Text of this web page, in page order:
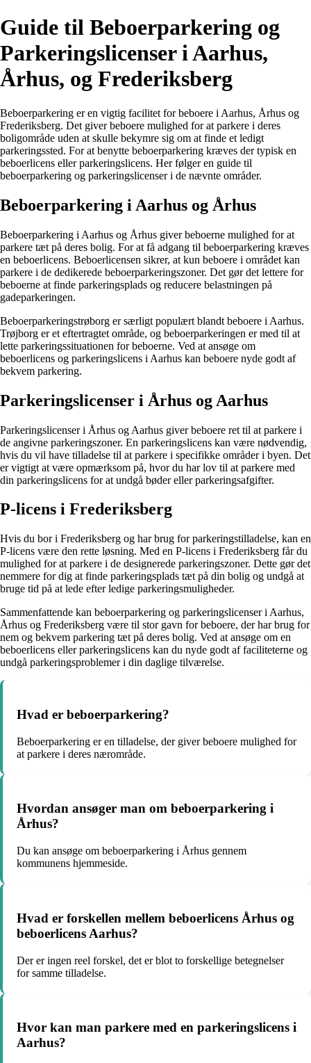
Guide til Beboerparkering og
Parkeringslicenser i Aarhus,
Århus, og Frederiksberg
Beboerparkering er en vigtig facilitet for beboere i Aarhus, Århus og
Frederiksberg. Det giver beboere mulighed for at parkere i deres
boligområde uden at skulle bekymre sig om at finde et ledigt
parkeringssted. For at benytte beboerparkering kræves der typisk en
beboerlicens eller parkeringslicens. Her følger en guide til
beboerparkering og parkeringslicenser i de nævnte områder.
Beboerparkering i Aarhus og Århus
Beboerparkering i Aarhus og Århus giver beboerne mulighed for at
parkere tæt på deres bolig. For at få adgang til beboerparkering kræves
en beboerlicens. Beboerlicensen sikrer, at kun beboere i området kan
parkere i de dedikerede beboerparkeringszoner. Det gør det lettere for
beboerne at finde parkeringsplads og reducere belastningen på
gadeparkeringen.
Beboerparkeringstrøborg er særligt populært blandt beboere i Aarhus.
Trøjborg er et eftertragtet område, og beboerparkeringen er med til at
lette parkeringssituationen for beboerne. Ved at ansøge om
beboerlicens og parkeringslicens i Aarhus kan beboere nyde godt af
bekvem parkering.
Parkeringslicenser i Århus og Aarhus
Parkeringslicenser i Århus og Aarhus giver beboere ret til at parkere i
de angivne parkeringszoner. En parkeringslicens kan være nødvendig,
hvis du vil have tilladelse til at parkere i specifikke områder i byen. Det
er vigtigt at være opmærksom på, hvor du har lov til at parkere med
din parkeringslicens for at undgå bøder eller parkeringsafgifter.
P-licens i Frederiksberg
Hvis du bor i Frederiksberg og har brug for parkeringstilladelse, kan en
P-licens være den rette løsning. Med en P-licens i Frederiksberg får du
mulighed for at parkere i de designerede parkeringszoner. Dette gør det
nemmere for dig at finde parkeringsplads tæt på din bolig og undgå at
bruge tid på at lede efter ledige parkeringsmuligheder.
Sammenfattende kan beboerparkering og parkeringslicenser i Aarhus,
Århus og Frederiksberg være til stor gavn for beboere, der har brug for
nem og bekvem parkering tæt på deres bolig. Ved at ansøge om en
beboerlicens eller parkeringslicens kan du nyde godt af faciliteterne og
undgå parkeringsproblemer i din daglige tilværelse.
Hvad er beboerparkering?
Beboerparkering er en tilladelse, der giver beboere mulighed for
at parkere i deres nærområde.
Hvordan ansøger man om beboerparkering i
Århus?
Du kan ansøge om beboerparkering i Århus gennem
kommunens hjemmeside.
Hvad er forskellen mellem beboerlicens Århus og
beboerlicens Aarhus?
Der er ingen reel forskel, det er blot to forskellige betegnelser
for samme tilladelse.
Hvor kan man parkere med en parkeringslicens i
Aarhus?